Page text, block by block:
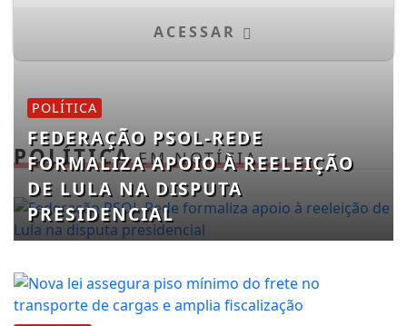
ACESSAR
POLÍTICAEM NOTÍCIA
POLÍTICA
FEDERAÇÃO PSOL-REDE
FORMALIZA APOIO À REELEIÇÃO
DE LULA NA DISPUTA
PRESIDENCIAL